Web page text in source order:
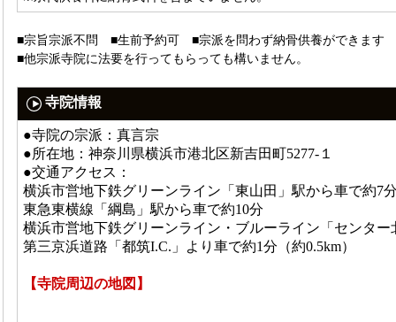
■宗旨宗派不問 ■生前予約可 ■宗派を問わず納骨供養ができます
■他宗派寺院に法要を行ってもらっても構いません。
寺院情報
●寺院の宗派：真言宗
●所在地：神奈川県横浜市港北区新吉田町5277-１
●交通アクセス：
横浜市営地下鉄グリーンライン「東山田」駅から車で約7
東急東横線「綱島」駅から車で約10分
横浜市営地下鉄グリーンライン・ブルーライン「センター
第三京浜道路「都筑I.C.」より車で約1分（約0.5km）
【寺院周辺の地図】